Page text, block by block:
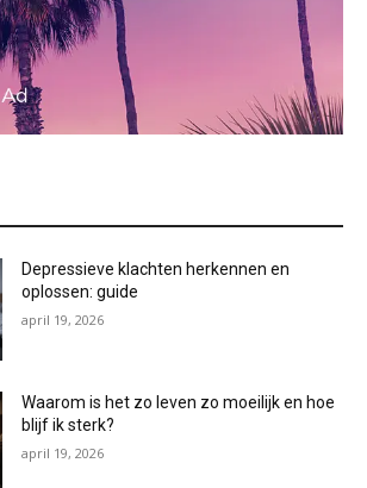
Depressieve klachten herkennen en
oplossen: guide
april 19, 2026
Waarom is het zo leven zo moeilijk en hoe
blijf ik sterk?
april 19, 2026